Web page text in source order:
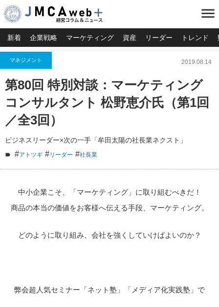
menu
新着 企業戦略 マーケティング 資産 リーダー トレンド
マネジメント 2019.08.14
第80回 特別対談：マーケティング
コンサルタント 松野恵介氏（第1回
／全3回）
ビジネスリーダー×次の一手「牟田太陽の社長業ネクスト」
#アトツギ #リーダー #社長業
中小企業こそ、「マーケティング」に取り組むべきだ！
商品の本当の価値をお客様へ伝える手段、マーケティング。
どのように取り組み、会社を強くしていけばよいのか？
弊会超人気セミナー「ネット塾」「メディア化実践塾」で